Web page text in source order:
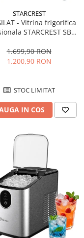
STARCREST
- Vitrina frigorifica
STARCREST SBC-
Iluminare LED, H 104
cm, Negru
1.699,90 RON
1.200,90 RON
STOC LIMITAT
IN COS